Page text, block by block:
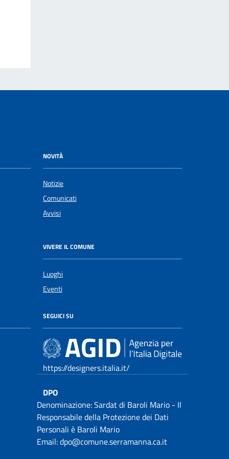
NOVITÀ
Notizie
Comunicati
Avvisi
VIVERE IL COMUNE
Luoghi
Eventi
SEGUICI SU
https://designers.italia.it/
DPO
Denominazione: Sardat di Baroli Mario - Il
Responsabile della Protezione dei Dati
Personali è Baroli Mario
Email: dpo@comune.serramanna.ca.it